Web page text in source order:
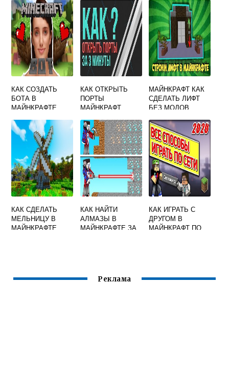
ПОТЕРЯЛСЯ
КАК СОЗДАТЬ
БОТА В
МАЙНКРАФТЕ
КАК ОТКРЫТЬ
ПОРТЫ
МАЙНКРАФТ
МАЙНКРАФТ КАК
СДЕЛАТЬ ЛИФТ
БЕЗ МОДОВ
КАК СДЕЛАТЬ
МЕЛЬНИЦУ В
МАЙНКРАФТЕ
КАК НАЙТИ
АЛМАЗЫ В
МАЙНКРАФТЕ ЗА
КАК ИГРАТЬ С
ДРУГОМ В
МАЙНКРАФТ ПО
Реклама